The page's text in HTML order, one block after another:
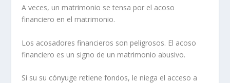
A veces, un matrimonio se tensa por el acoso
financiero en el matrimonio.
Los acosadores financieros son peligrosos. El acoso
financiero es un signo de un matrimonio abusivo.
Si su su cónyuge retiene fondos, le niega el acceso a